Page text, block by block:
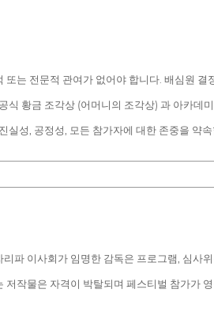
는 전문적 관여가 없어야 합니다. 배심원 결
황금 조각상 (어머니의 조각상) 과 아카
실성, 공정성, 모든 참가자에 대한 존중을 약
파 이사회가 임명한 감독은 프로그램, 심사
작물은 자격이 박탈되며 페스티벌 참가가